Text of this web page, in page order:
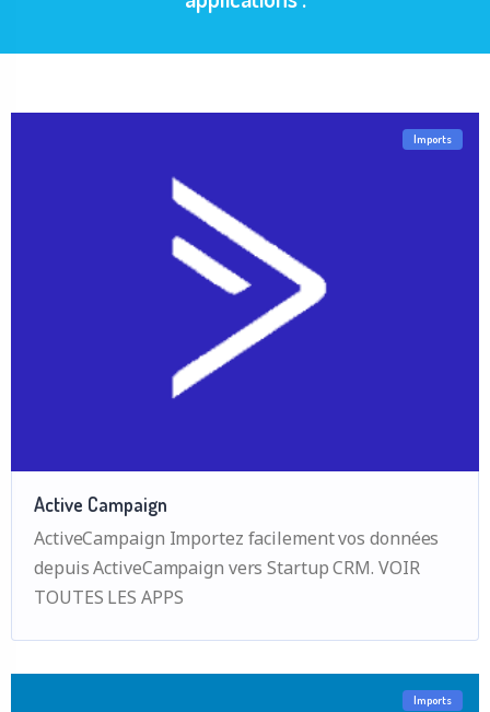
Imports
Active Campaign
ActiveCampaign Importez facilement vos données
depuis ActiveCampaign vers Startup CRM. VOIR
TOUTES LES APPS
Imports